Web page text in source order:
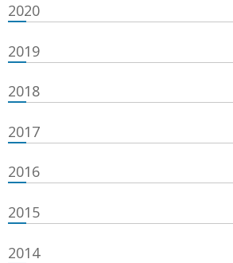
2020
2019
2018
2017
2016
2015
2014